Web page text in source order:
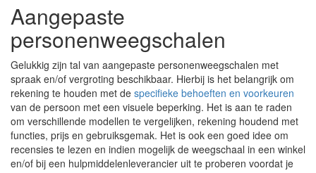
Aangepaste
personenweegschalen
Gelukkig zijn tal van aangepaste personenweegschalen met
spraak en/of vergroting beschikbaar. Hierbij is het belangrijk om
rekening te houden met de specifieke behoeften en voorkeuren
van de persoon met een visuele beperking. Het is aan te raden
om verschillende modellen te vergelijken, rekening houdend met
functies, prijs en gebruiksgemak. Het is ook een goed idee om
recensies te lezen en indien mogelijk de weegschaal in een winkel
en/of bij een hulpmiddelenleverancier uit te proberen voordat je